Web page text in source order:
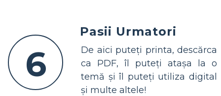
6
Pasii Urmatori
De aici puteți printa, descărca
ca PDF, îl puteți atașa la o
temă și îl puteți utiliza digital
și multe altele!